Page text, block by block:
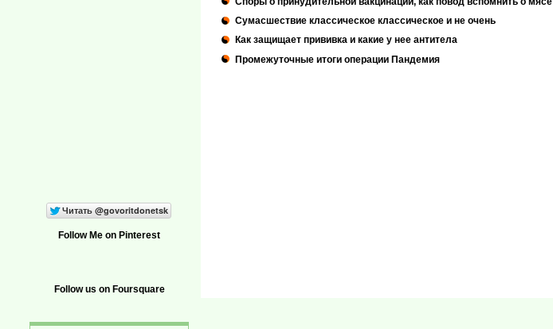
Сумасшествие классическое классическое и не очень
Как защищает прививка и какие у нее антитела
Промежуточные итоги операции Пандемия
Follow Me on Pinterest
Follow us on Foursquare